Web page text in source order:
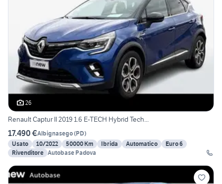
26
Renault Captur II 2019 1.6 E-TECH Hybrid Tech...
17.490 €Albignasego(PD)
Usato
10/2022 50000 Km Ibrida Automatico
Euro 6
Rivenditore Autobase Padova